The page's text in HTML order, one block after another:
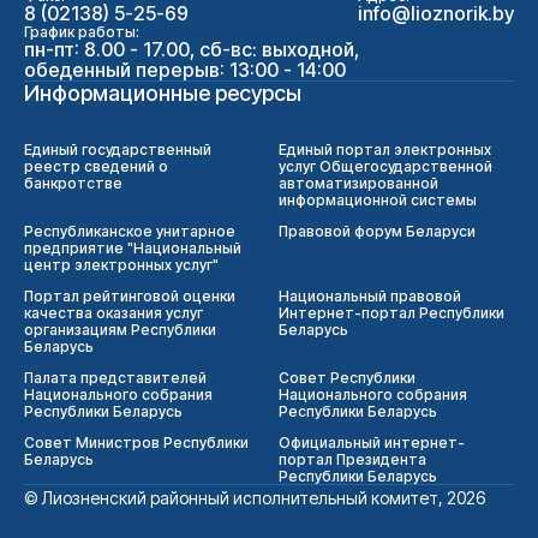
8 (02138) 5-25-69 info@lioznorik.by
График работы:
пн-пт: 8.00 - 17.00, сб-вс: выходной,
обеденный перерыв: 13:00 - 14:00
Информационные ресурсы
Единый государственный
реестр сведений о
банкротстве
Единый портал электронных
услуг Общегосударственной
автоматизированной
информационной системы
Республиканское унитарное
предприятие "Национальный
центр электронных услуг"
Правовой форум Беларуси
Портал рейтинговой оценки
качества оказания услуг
организациям Республики
Беларусь
Национальный правовой
Интернет-портал Республики
Беларусь
Палата представителей
Национального собрания
Республики Беларусь
Совет Республики
Национального собрания
Республики Беларусь
Совет Министров Республики
Беларусь
Официальный интернет-
портал Президента
Республики Беларусь
© Лиозненский районный исполнительный комитет, 2026